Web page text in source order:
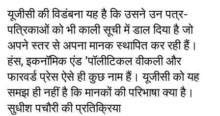
यूजीसी की विडंबना यह है कि उसने उन पत्र-
पत्रिकाओं को भी काली सूची में डाल दिया है जो
अपने स्तर से अपना मानक स्थापित कर रही हैं।
हंस, इकनॉमिक एंड 'पॉलीटिकल वीकली और
फारवर्ड प्रेस ऐसे ही कुछ नाम हैं। यूजीसी को यह
समझ ही नहीं है कि मानकों की परिभाषा क्या है।
सुधीश पचौरी की प्रतिक्रिया